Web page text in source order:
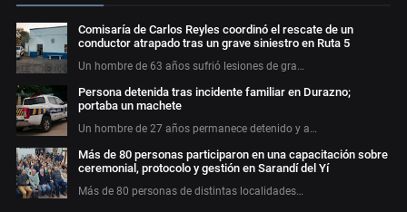
Comisaría de Carlos Reyles coordinó el rescate de un
conductor atrapado tras un grave siniestro en Ruta 5
Un hombre de 63 años sufrió lesiones de gra…
Persona detenida tras incidente familiar en Durazno;
portaba un machete
Un hombre de 27 años permanece detenido y a…
Más de 80 personas participaron en una capacitación sobre
ceremonial, protocolo y gestión en Sarandí del Yí
Más de 80 personas de distintas localidades…